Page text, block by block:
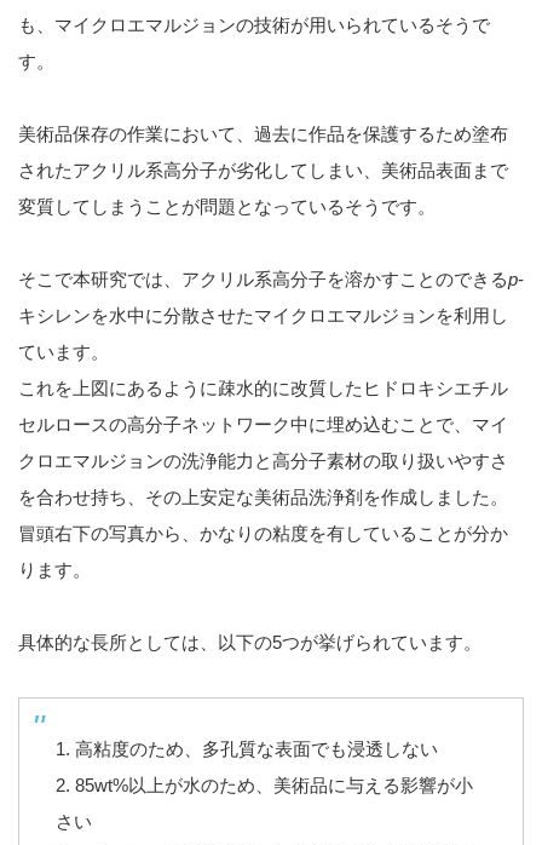
も、マイクロエマルジョンの技術が用いられているそうで
す。
美術品保存の作業において、過去に作品を保護するため塗布
されたアクリル系高分子が劣化してしまい、美術品表面まで
変質してしまうことが問題となっているそうです。
そこで本研究では、アクリル系高分子を溶かすことのできるp-
キシレンを水中に分散させたマイクロエマルジョンを利用し
ています。
これを上図にあるように疎水的に改質したヒドロキシエチル
セルロースの高分子ネットワーク中に埋め込むことで、マイ
クロエマルジョンの洗浄能力と高分子素材の取り扱いやすさ
を合わせ持ち、その上安定な美術品洗浄剤を作成しました。
冒頭右下の写真から、かなりの粘度を有していることが分か
ります。
具体的な長所としては、以下の5つが挙げられています。
1. 高粘度のため、多孔質な表面でも浸透しない
2. 85wt%以上が水のため、美術品に与える影響が小
さい